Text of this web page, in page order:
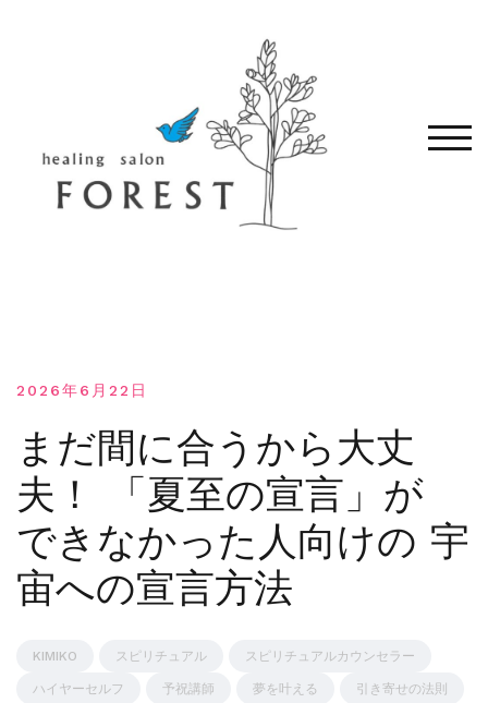
モバ
2026年6月22日
まだ間に合うから大丈
夫！ 「夏至の宣言」が
できなかった人向けの 宇
宙への宣言方法
KIMIKO スピリチュアル スピリチュアルカウンセラー
ハイヤーセルフ 予祝講師 夢を叶える 引き寄せの法則